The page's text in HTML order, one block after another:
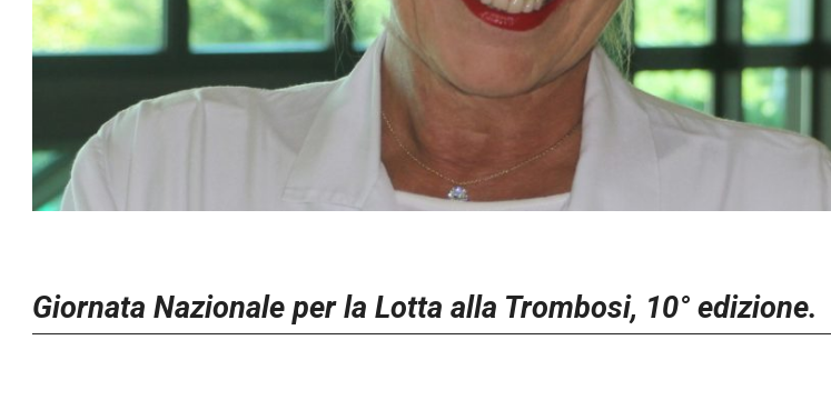
Giornata Nazionale per la Lotta alla Trombosi, 10° edizione.